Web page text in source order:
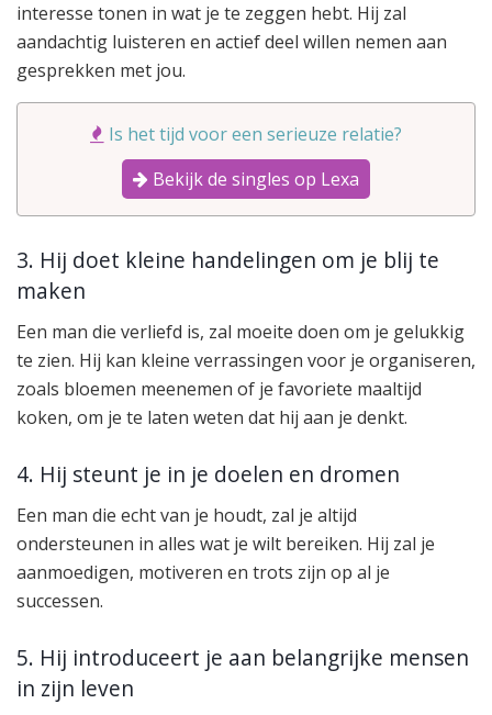
interesse tonen in wat je te zeggen hebt. Hij zal
aandachtig luisteren en actief deel willen nemen aan
gesprekken met jou.
Is het tijd voor een serieuze relatie?
Bekijk de singles op Lexa
3. Hij doet kleine handelingen om je blij te
maken
Een man die verliefd is, zal moeite doen om je gelukkig
te zien. Hij kan kleine verrassingen voor je organiseren,
zoals bloemen meenemen of je favoriete maaltijd
koken, om je te laten weten dat hij aan je denkt.
4. Hij steunt je in je doelen en dromen
Een man die echt van je houdt, zal je altijd
ondersteunen in alles wat je wilt bereiken. Hij zal je
aanmoedigen, motiveren en trots zijn op al je
successen.
5. Hij introduceert je aan belangrijke mensen
in zijn leven